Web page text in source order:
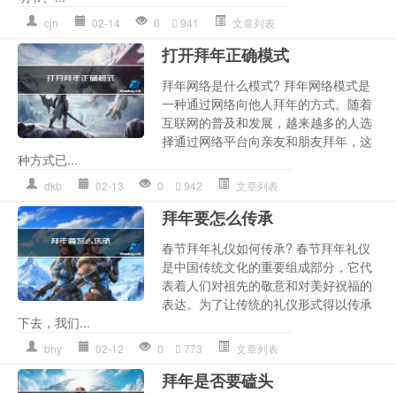
cjn 02-14 0 941 文章列表
打开拜年正确模式
拜年网络是什么模式? 拜年网络模式是
一种通过网络向他人拜年的方式。随着
互联网的普及和发展，越来越多的人选
择通过网络平台向亲友和朋友拜年，这
种方式已...
dkb 02-13 0 942 文章列表
拜年要怎么传承
春节拜年礼仪如何传承? 春节拜年礼仪
是中国传统文化的重要组成部分，它代
表着人们对祖先的敬意和对美好祝福的
表达。为了让传统的礼仪形式得以传承
下去，我们...
bny 02-12 0 773 文章列表
拜年是否要磕头